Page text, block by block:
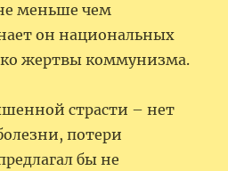
меньше чем
он национальных
жертвы коммунизма.
страсти – нет
потери
бы не